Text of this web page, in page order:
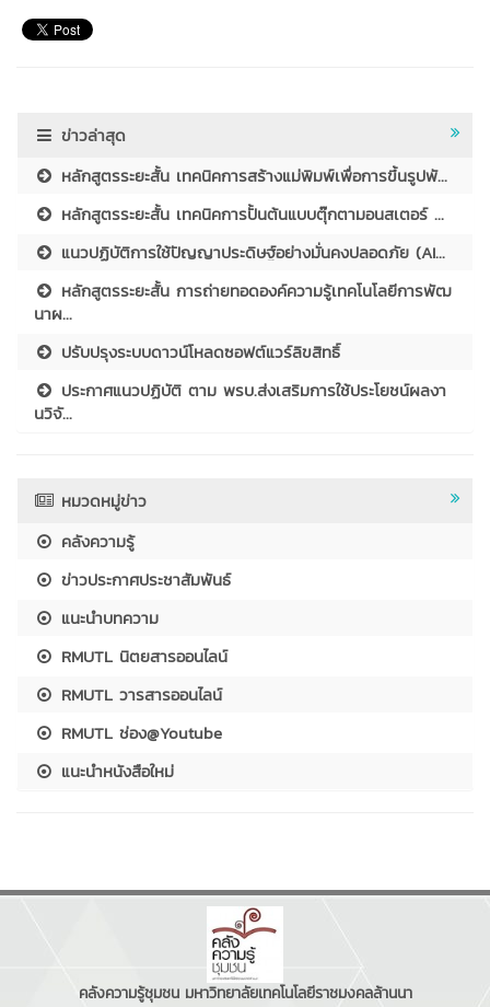
ข่าวล่าสุด
หลักสูตรระยะสั้น เทคนิคการสร้างแม่พิมพ์เพื่อการขึ้นรูปพั...
หลักสูตรระยะสั้น เทคนิคการปั้นต้นแบบตุ๊กตามอนสเตอร์ ...
แนวปฏิบัติการใช้ปัญญาประดิษฐ์อย่างมั่นคงปลอดภัย (AI...
หลักสูตรระยะสั้น การถ่ายทอดองค์ความรู้เทคโนโลยีการพัฒ
นาผ...
ปรับปรุงระบบดาวน์โหลดซอฟต์แวร์ลิขสิทธิ์
ประกาศแนวปฏิบัติ ตาม พรบ.ส่งเสริมการใช้ประโยชน์ผลงา
นวิจั...
หมวดหมู่ข่าว
คลังความรู้
ข่าวประกาศประชาสัมพันธ์
แนะนำบทความ
RMUTL นิตยสารออนไลน์
RMUTL วารสารออนไลน์
RMUTL ช่อง@Youtube
แนะนำหนังสือใหม่
คลังความรู้ชุมชน มหาวิทยาลัยเทคโนโลยีราชมงคลล้านนา